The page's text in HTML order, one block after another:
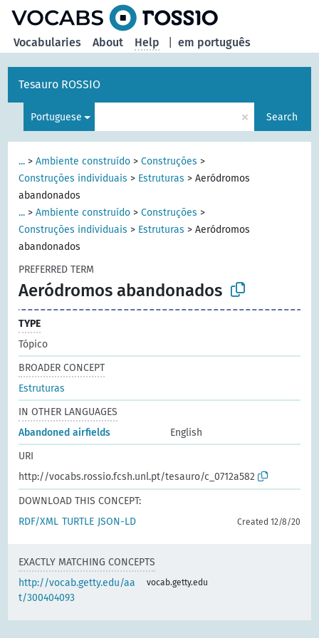
em português
Vocabularies About Help
Tesauro ROSSIO
Portuguese × Search
... >Ambiente construído >Construções >
Construções individuais > Estruturas >Aeródromos
abandonados
... >Ambiente construído >Construções >
Construções individuais > Estruturas >Aeródromos
abandonados
PREFERRED TERM
Aeródromos abandonados
TYPE
Tópico
BROADER CONCEPT
Estruturas
IN OTHER LANGUAGES
Abandoned airfields
English
URI
http://vocabs.rossio.fcsh.unl.pt/tesauro/c_0712a582
DOWNLOAD THIS CONCEPT:
RDF/XML TURTLE JSON-LD Created 12/8/20
EXACTLY MATCHING CONCEPTS
http://vocab.getty.edu/aa
t/300404093
vocab.getty.edu